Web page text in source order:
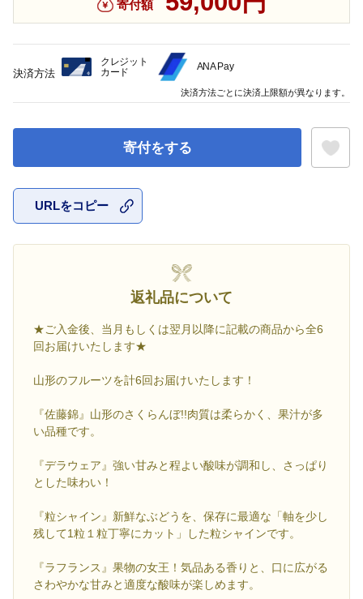
寄付額
寄付をする
URLをコピー
返礼品について
★ご入金後、当月もしくは翌月以降に記載の商品から全6
回お届けいたします★
山形のフルーツを計6回お届けいたします！
『佐藤錦』山形のさくらんぼ!!肉質は柔らかく、果汁が多
い品種です。
『デラウェア』強い甘みと程よい酸味が調和し、さっぱり
とした味わい！
『粒シャイン』新鮮なぶどうを、保存に最適な「軸を少し
残して1粒１粒丁寧にカット」した粒シャインです。
『ラフランス』果物の女王！気品ある香りと、口に広がる
さわやかな甘みと適度な酸味が楽しめます。
決済方法
クレジット
カード
ANA Pay
決済方法ごとに決済上限額が異なります。